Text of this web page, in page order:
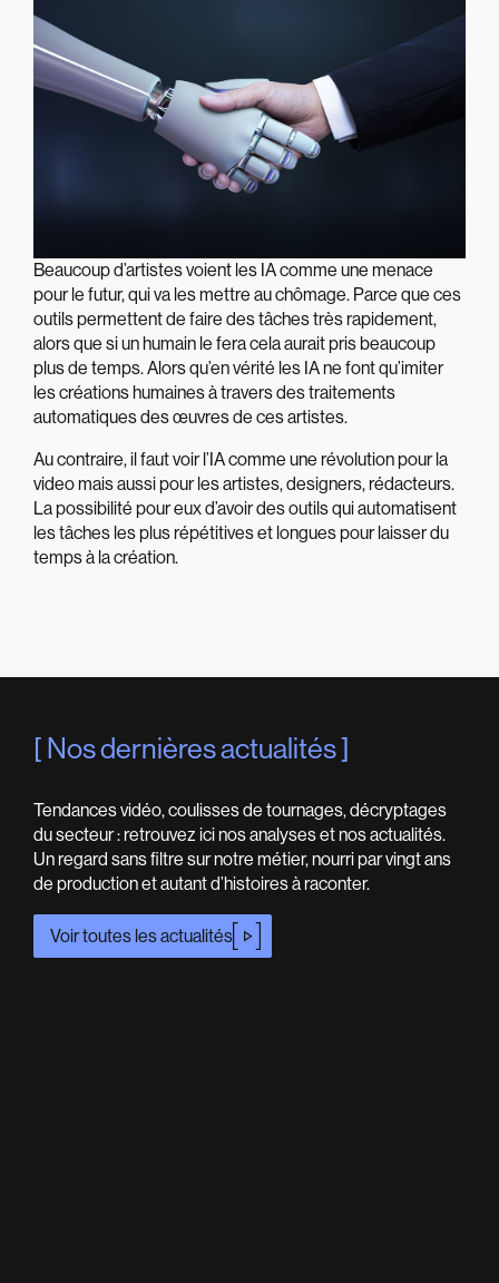
Beaucoup d’artistes voient les IA comme une menace
pour le futur, qui va les mettre au chômage. Parce que ces
outils permettent de faire des tâches très rapidement,
alors que si un humain le fera cela aurait pris beaucoup
plus de temps. Alors qu’en vérité les IA ne font qu’imiter
les créations humaines à travers des traitements
automatiques des œuvres de ces artistes.
Au contraire, il faut voir l’IA comme une révolution pour la
video mais aussi pour les artistes, designers, rédacteurs.
La possibilité pour eux d’avoir des outils qui automatisent
les tâches les plus répétitives et longues pour laisser du
temps à la création.
Nos dernières actualités
Tendances vidéo, coulisses de tournages, décryptages
du secteur : retrouvez ici nos analyses et nos actualités.
Un regard sans filtre sur notre métier, nourri par vingt ans
de production et autant d’histoires à raconter.
Voir toutes les actualités